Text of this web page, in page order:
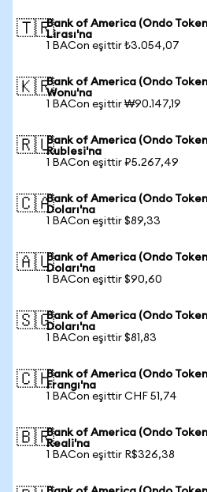
🇹🇷Bank of America (Ondo
Lirası'na
1 BACon eşittir ₺3.054,07
🇰🇷Bank of America (Ondo
Wonu'na
1 BACon eşittir ₩90.147,19
🇷🇺Bank of America (Ondo
Rublesi'na
1 BACon eşittir ₽5.267,49
🇨🇦Bank of America (Ondo
Doları'na
1 BACon eşittir $89,33
🇦🇺Bank of America (Ondo
Doları'na
1 BACon eşittir $90,60
🇸🇬Bank of America (Ondo
Doları'na
1 BACon eşittir $81,83
🇨🇭Bank of America (Ondo
Frangı'na
1 BACon eşittir CHF 51,74
🇧🇷Bank of America (Ondo
Reali'na
1 BACon eşittir R$326,38